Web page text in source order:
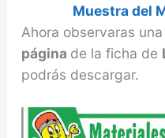
Muestra del
Ahora observaras una
página de la ficha de
podrás descargar.